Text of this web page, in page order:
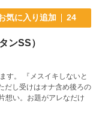
気に入り追加 24
ンSS）
ないと
だし受けはオナ含め後ろの